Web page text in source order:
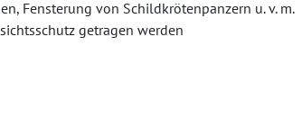
Fensterung von Schildkrötenpanzern u. v. m.
getragen werden